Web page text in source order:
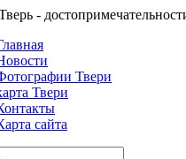
-
Твери
Твери
сайта